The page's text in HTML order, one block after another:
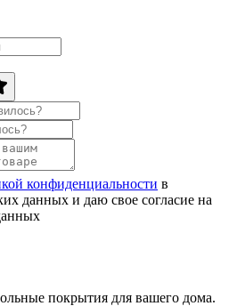
конфиденциальности в
данных и даю свое согласие на
покрытия для вашего дома.